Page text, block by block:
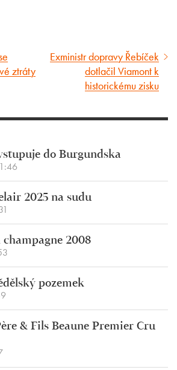
ztráty
Následující
článek
Exministr dopravy Řebíček
dotlačil Viamont k
historickému zisku
do Burgundska
2025 na sudu
champagne 2008
pozemek
& Fils Beaune Premier Cru